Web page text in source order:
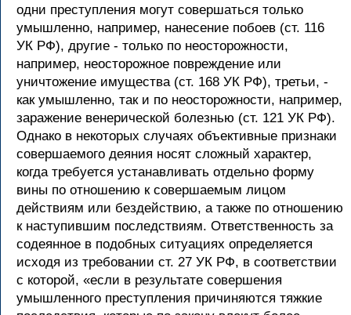
одни преступления могут совершаться только
умышленно, например, нанесение побоев (ст. 116
УК РФ), другие - только по неосторожности,
например, неосторожное повреждение или
уничтожение имущества (ст. 168 УК РФ), третьи, -
как умышленно, так и по неосторожности, например,
заражение венерической болезнью (ст. 121 УК РФ).
Однако в некоторых случаях объективные признаки
совершаемого деяния носят сложный характер,
когда требуется устанавливать отдельно форму
вины по отношению к совершаемым лицом
действиям или бездействию, а также по отношению
к наступившим последствиям. Ответственность за
содеянное в подобных ситуациях определяется
исходя из требовании ст. 27 УК РФ, в соответствии
с которой, «если в результате совершения
умышленного преступления причиняются тяжкие